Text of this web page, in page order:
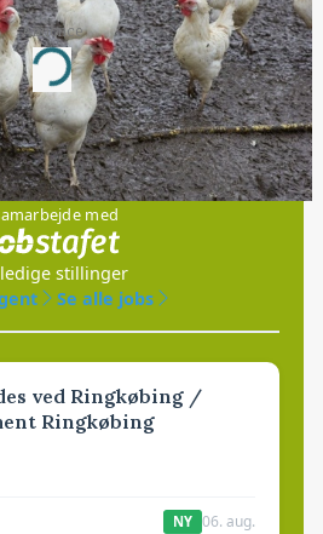
Annonce
Loading...
Jobs
med
ledige stillinger
Se alle jobs
ved Ringkøbing /
Ringkøbing
NY 06. aug.